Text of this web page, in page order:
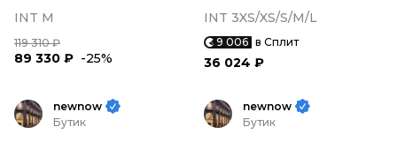
INT M
119 310 ₽
89 330 ₽ -25%
INT 3XS/XS/S/M/L
9 006 в Сплит
36 024 ₽
newnow
Бутик
newnow
Бутик